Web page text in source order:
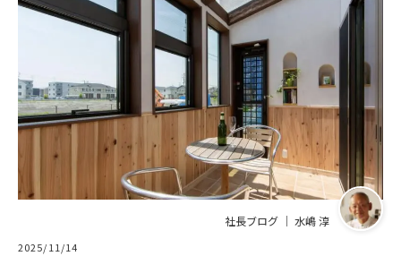
社長ブログ ｜ 水嶋 淳
2025/11/14